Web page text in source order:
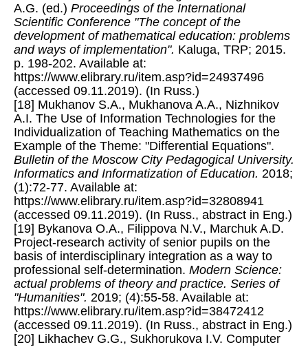
A.G. (ed.) Proceedings of the International
Scientific Conference "The concept of the
development of mathematical education: problems
and ways of implementation". Kaluga, TRP; 2015.
p. 198-202. Available at:
https://www.elibrary.ru/item.asp?id=24937496
(accessed 09.11.2019). (In Russ.)
[18] Mukhanov S.A., Mukhanova A.A., Nizhnikov
A.I. The Use of Information Technologies for the
Individualization of Teaching Mathematics on the
Example of the Theme: "Differential Equations".
Bulletin of the Moscow City Pedagogical University.
Informatics and Informatization of Education. 2018;
(1):72-77. Available at:
https://www.elibrary.ru/item.asp?id=32808941
(accessed 09.11.2019). (In Russ., abstract in Eng.)
[19] Bykanova O.A., Filippova N.V., Marchuk A.D.
Project-research activity of senior pupils on the
basis of interdisciplinary integration as a way to
professional self-determination. Modern Science:
actual problems of theory and practice. Series of
"Humanities". 2019; (4):55-58. Available at:
https://www.elibrary.ru/item.asp?id=38472412
(accessed 09.11.2019). (In Russ., abstract in Eng.)
[20] Likhachev G.G., Sukhorukova I.V. Computer